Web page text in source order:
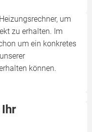
um
zu erhalten. Im
um ein konkretes
können.